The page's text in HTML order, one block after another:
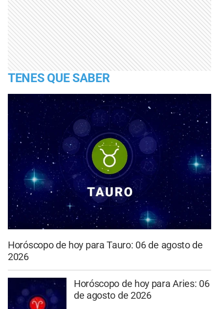
TENES QUE SABER
Horóscopo de hoy para Tauro: 06 de agosto de
2026
Horóscopo de hoy para Aries: 06
de agosto de 2026